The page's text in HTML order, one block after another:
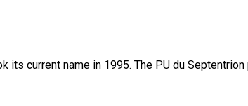
current name in 1995. The PU du